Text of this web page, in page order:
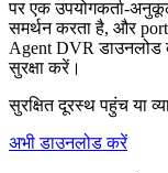
पर एक उपयोगकर्ता-
समर्थन करता है, और
Agent DVR डाउनलोड
सुरक्षा करें।
सुरक्षित दूरस्थ पहुंच या
अभी डाउनलोड करें